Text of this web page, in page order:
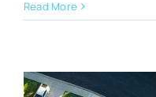
Read More